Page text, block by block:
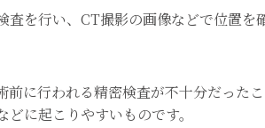
査を行い、CT撮影の画像などで位置
前に行われる精密検査が不十分だった
に起こりやすいものです。